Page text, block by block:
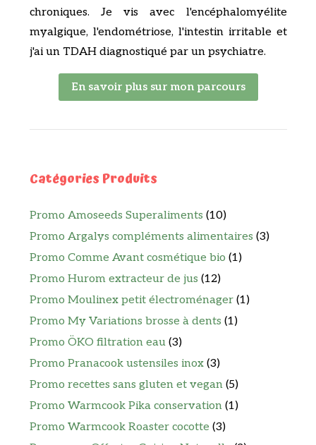
chroniques. Je vis avec l'encéphalomyélite
myalgique, l'endométriose, l'intestin irritable et
j'ai un TDAH diagnostiqué par un psychiatre.
En savoir plus sur mon parcours
Catégories Produits
Promo Amoseeds Superaliments (10)
Promo Argalys compléments alimentaires (3)
Promo Comme Avant cosmétique bio (1)
Promo Hurom extracteur de jus (12)
Promo Moulinex petit électroménager (1)
Promo My Variations brosse à dents (1)
Promo ÖKO filtration eau (3)
Promo Pranacook ustensiles inox (3)
Promo recettes sans gluten et vegan (5)
Promo Warmcook Pika conservation (1)
Promo Warmcook Roaster cocotte (3)